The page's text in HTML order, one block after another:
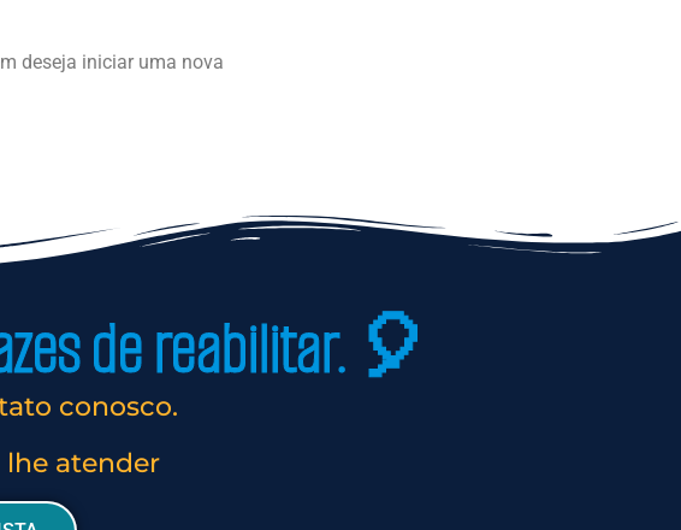
deseja iniciar uma nova
de reabilitar. 🎈
conosco.
atender